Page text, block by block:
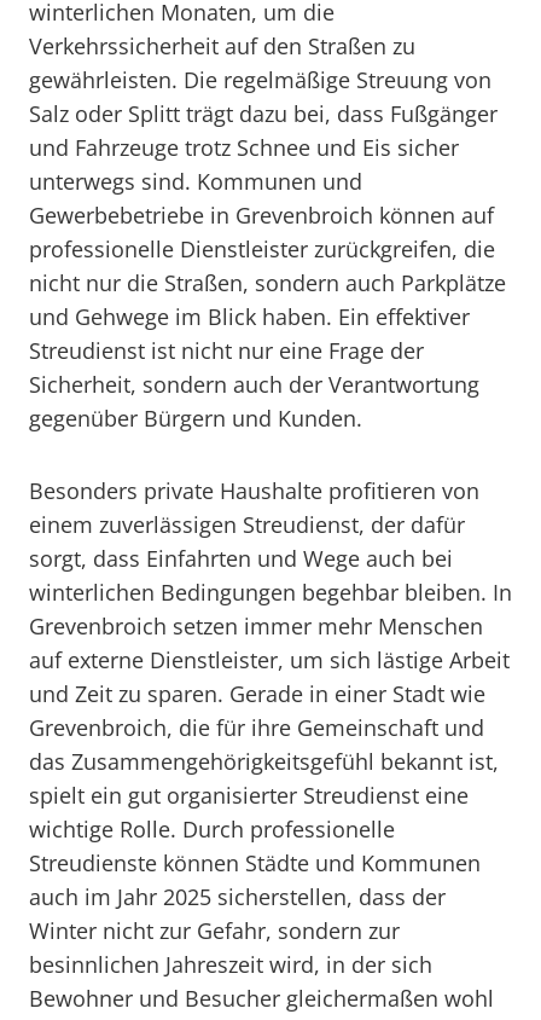
winterlichen Monaten, um die
Verkehrssicherheit auf den Straßen zu
gewährleisten. Die regelmäßige Streuung von
Salz oder Splitt trägt dazu bei, dass Fußgänger
und Fahrzeuge trotz Schnee und Eis sicher
unterwegs sind. Kommunen und
Gewerbebetriebe in Grevenbroich können auf
professionelle Dienstleister zurückgreifen, die
nicht nur die Straßen, sondern auch Parkplätze
und Gehwege im Blick haben. Ein effektiver
Streudienst ist nicht nur eine Frage der
Sicherheit, sondern auch der Verantwortung
gegenüber Bürgern und Kunden.
Besonders private Haushalte profitieren von
einem zuverlässigen Streudienst, der dafür
sorgt, dass Einfahrten und Wege auch bei
winterlichen Bedingungen begehbar bleiben. In
Grevenbroich setzen immer mehr Menschen
auf externe Dienstleister, um sich lästige Arbeit
und Zeit zu sparen. Gerade in einer Stadt wie
Grevenbroich, die für ihre Gemeinschaft und
das Zusammengehörigkeitsgefühl bekannt ist,
spielt ein gut organisierter Streudienst eine
wichtige Rolle. Durch professionelle
Streudienste können Städte und Kommunen
auch im Jahr 2025 sicherstellen, dass der
Winter nicht zur Gefahr, sondern zur
besinnlichen Jahreszeit wird, in der sich
Bewohner und Besucher gleichermaßen wohl